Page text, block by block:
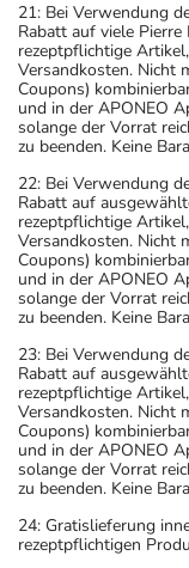
21: Bei Verwendung
Rabatt auf viele
rezeptpflichtige
Versandkosten. Nicht
Coupons)
und in der APONEO
solange der Vorrat
zu beenden. Keine
22: Bei Verwendung
Rabatt auf
rezeptpflichtige
Versandkosten. Nicht
Coupons)
und in der APONEO
solange der Vorrat
zu beenden. Keine
23: Bei Verwendung
Rabatt auf
rezeptpflichtige
Versandkosten. Nicht
Coupons)
und in der APONEO
solange der Vorrat
zu beenden. Keine
24: Gratislieferung
rezeptpflichtigen